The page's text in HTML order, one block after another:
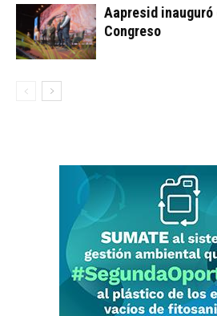
Aapresid inauguró
Congreso